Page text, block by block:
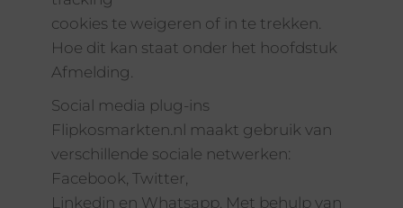
cookies te weigeren of in te trekken.
Hoe dit kan staat onder het hoofdstuk
Afmelding.
Social media plug-ins
Flipkosmarkten.nl maakt gebruik van
verschillende sociale netwerken:
Facebook, Twitter,
Linkedin en Whatsapp. Met behulp van